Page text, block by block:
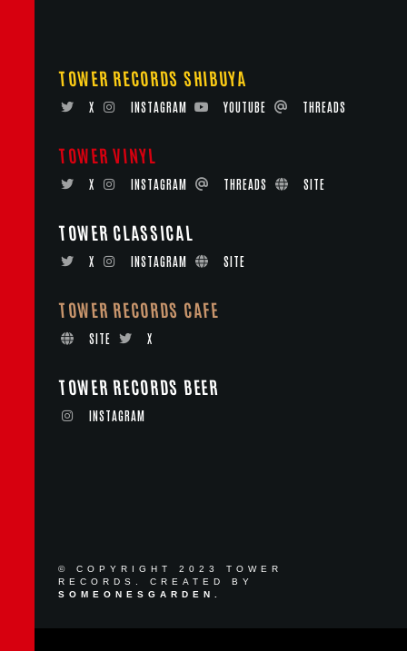
TOWER RECORDS SHIBUYA
X INSTAGRAM YOUTUBE THREADS
TOWER VINYL
X INSTAGRAM THREADS SITE
TOWER CLASSICAL
X INSTAGRAM SITE
TOWER RECORDS CAFE
SITE X
TOWER RECORDS BEER
INSTAGRAM
© COPYRIGHT 2023 TOWER
RECORDS. CREATED BY
SOMEONESGARDEN.